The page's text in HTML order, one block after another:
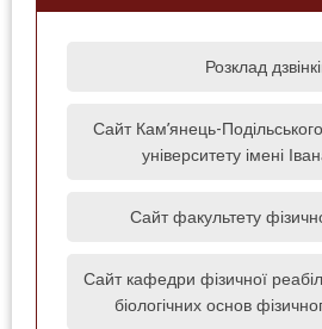
Розклад
Сайт Кам’янець-
університету імені
Сайт факультету
Сайт кафедри фізичної
біологічних основ